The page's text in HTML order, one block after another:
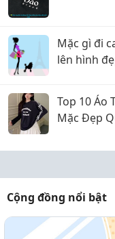
Mặc gì đi
lên hình
Top 10 Áo
Mặc Đẹp
Cộng đồng nổi bật